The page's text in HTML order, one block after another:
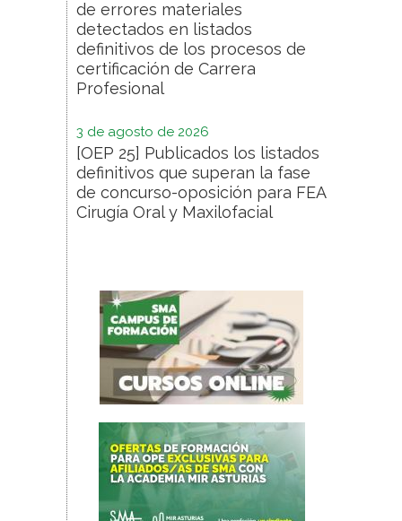
de errores materiales
detectados en listados
definitivos de los procesos de
certificación de Carrera
Profesional
3 de agosto de 2026
[OEP 25] Publicados los listados
definitivos que superan la fase
de concurso-oposición para FEA
Cirugía Oral y Maxilofacial